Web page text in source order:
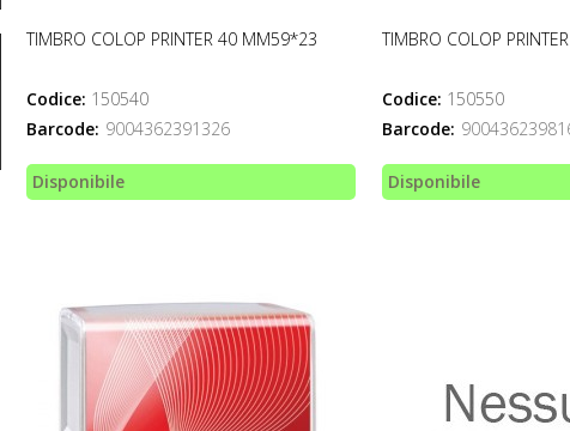
TIMBRO COLOP PRINTER 40 MM59*23
Codice: 150540
Barcode: 9004362391326
Disponibile
TIMBRO COLOP
Codice: 150550
Barcode:
Disponibile